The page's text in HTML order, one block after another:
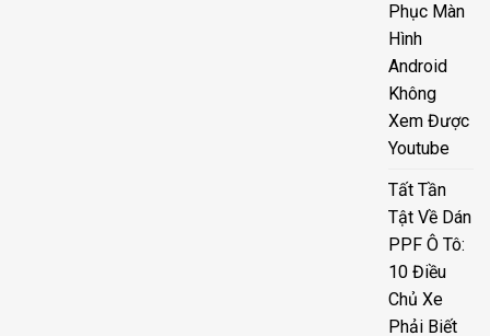
Phục Màn
Hình
Android
Không
Xem Được
Youtube
Tất Tần
Tật Về Dán
PPF Ô Tô:
10 Điều
Chủ Xe
Phải Biết